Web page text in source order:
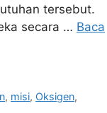
tersebut.
secara … Baca
, misi, Oksigen,